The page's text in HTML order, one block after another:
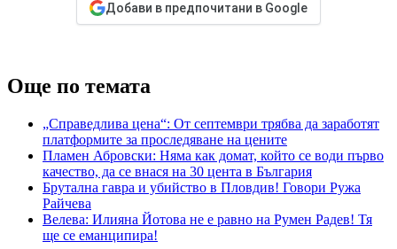
Добави в предпочитани в Google
Още по темата
„Справедлива цена“: От септември трябва да заработят
платформите за проследяване на цените
Пламен Абровски: Няма как домат, който се води първо
качество, да се внася на 30 цента в България
Брутална гавра и убийство в Пловдив! Говори Ружа
Райчева
Велева: Илияна Йотова не е равно на Румен Радев! Тя
ще се еманципира!